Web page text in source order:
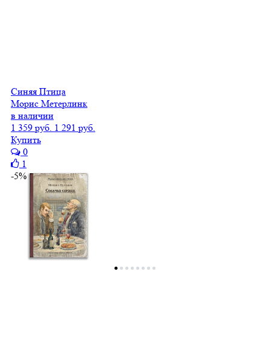
Синяя Птица
Морис Метерлинк
в наличии
1 359 руб. 1 291 руб.
Купить
0
1
-5%